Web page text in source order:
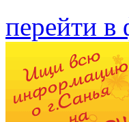
перейти в